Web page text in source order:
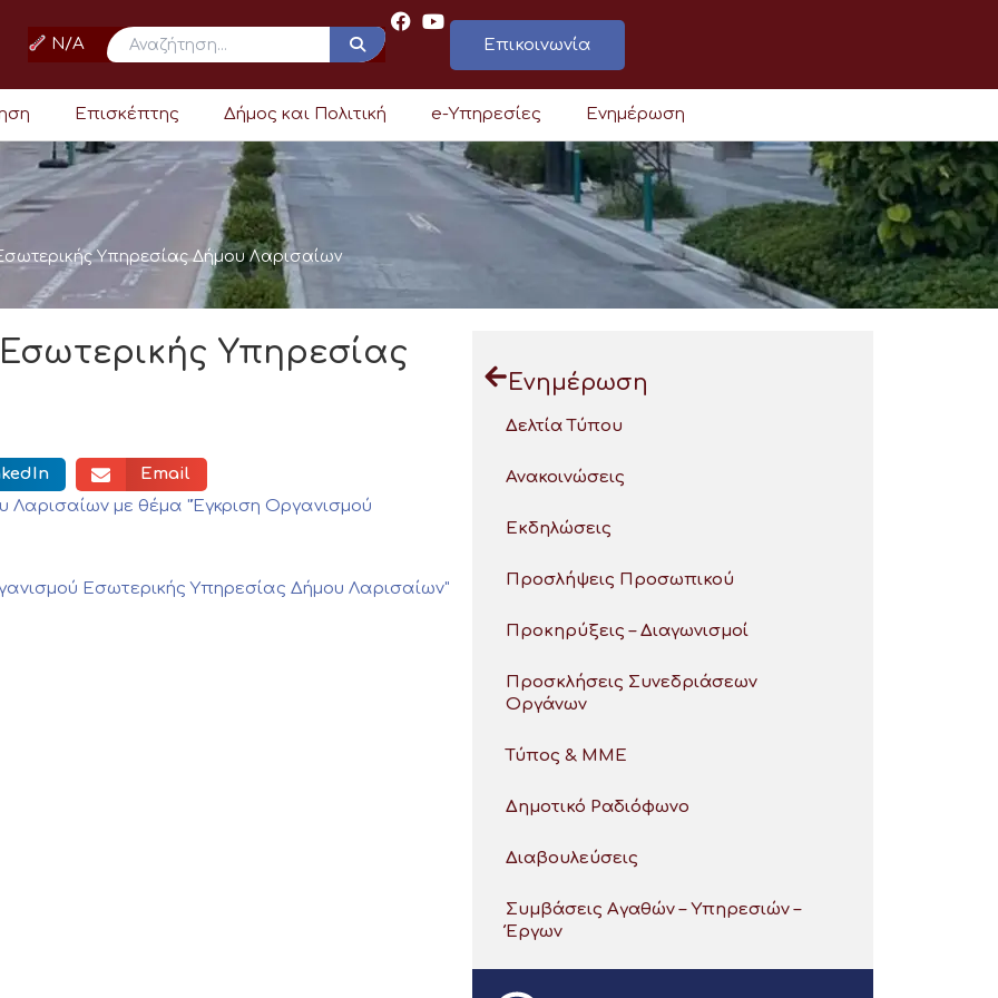
N/A Επικοινωνία
Επισκέπτης Δήμος και Πολιτική e-Υπηρεσίες Ενημέρωση
Υπηρεσίας Δήμου Λαρισαίων
Υπηρεσίας
Email
Λαρισαίων με θέμα "Έγκριση Οργανισμού
Εσωτερικής Υπηρεσίας Δήμου Λαρισαίων"
Ενημέρωση
Δελτία Τύπου
Ανακοινώσεις
Εκδηλώσεις
Προσλήψεις Προσωπικού
Προκηρύξεις – Διαγωνισμοί
Προσκλήσεις Συνεδριάσεων
Οργάνων
Τύπος & ΜΜΕ
Δημοτικό Ραδιόφωνο
Διαβουλεύσεις
Συμβάσεις Αγαθών – Υπηρεσιών –
Έργων